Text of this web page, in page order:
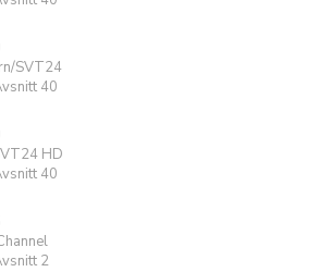
SVT24
40
HD
40
2